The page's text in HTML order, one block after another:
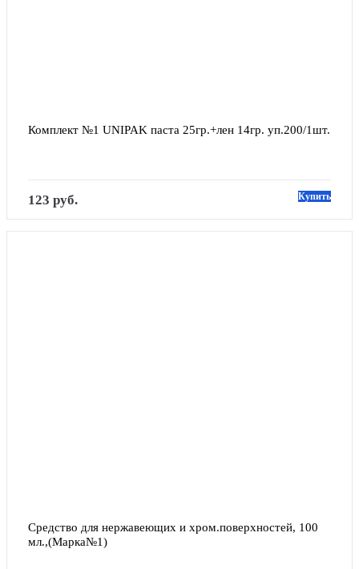
Комплект №1 UNIPAK паста 25гр.+лен 14гр. уп.200/1шт.
123 руб. Купить
Средство для нержавеющих и хром.поверхностей, 100
мл.,(Марка№1)